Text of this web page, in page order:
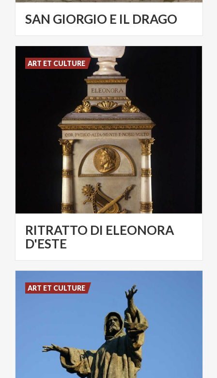
SAN GIORGIO E IL DRAGO
RITRATTO DI ELEONORA
D'ESTE
ART ET CULTURE
ART ET CULTURE